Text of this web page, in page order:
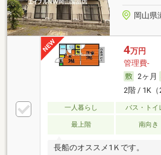
岡山県
4万円
管理費-
2ヶ月
2階 / 1K（
一人暮らし バス・トイ
最上階 南向き
長船のオススメ1Ｋです。